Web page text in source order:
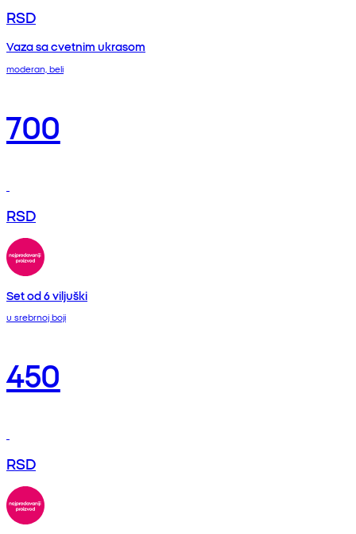
RSD
Vaza sa cvetnim ukrasom
moderan, beli
700
RSD
Set od 6 viljuški
u srebrnoj boji
450
RSD